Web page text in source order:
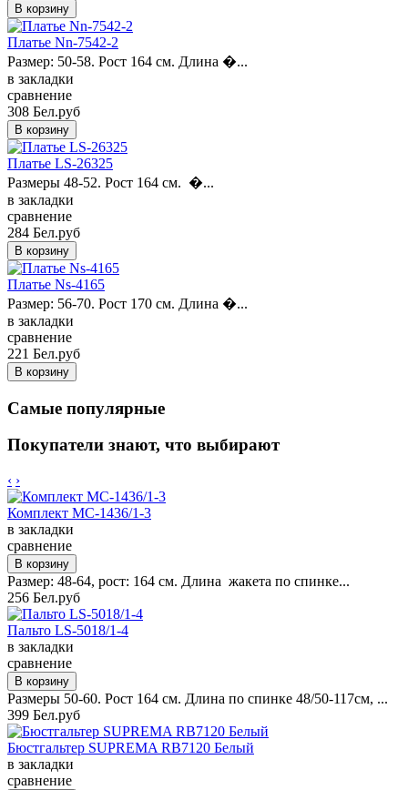
Платье Nn-7542-2
Размер: 50-58. Рост 164 см. Длина �...
в закладки
сравнение
308 Бел.руб
Платье LS-26325
Размеры 48-52. Рост 164 см. �...
в закладки
сравнение
284 Бел.руб
Платье Ns-4165
Размер: 56-70. Рост 170 см. Длина �...
в закладки
сравнение
221 Бел.руб
Самые популярные
Покупатели знают, что выбирают
‹ ›
Комплект MC-1436/1-3
в закладки
сравнение
Размер: 48-64, рост: 164 см. Длина жакета по спинке...
256 Бел.руб
Пальто LS-5018/1-4
в закладки
сравнение
Размеры 50-60. Рост 164 см. Длина по спинке 48/50-117см, ...
399 Бел.руб
Бюстгальтер SUPREMA RB7120 Белый
в закладки
сравнение